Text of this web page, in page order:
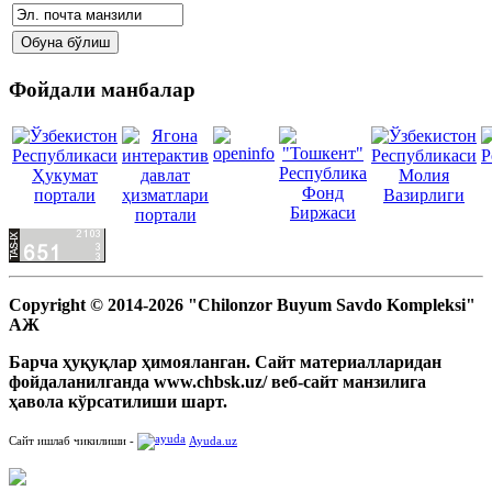
Фойдали манбалар
Copyright © 2014-2026 "Chilonzor Buyum Savdo Kompleksi"
АЖ
Барча ҳуқуқлар ҳимояланган. Сайт материалларидан
фойдаланилганда www.chbsk.uz/ веб-сайт манзилига
ҳавола кўрсатилиши шарт.
Сайт ишлаб чикилиши - Ayuda.uz